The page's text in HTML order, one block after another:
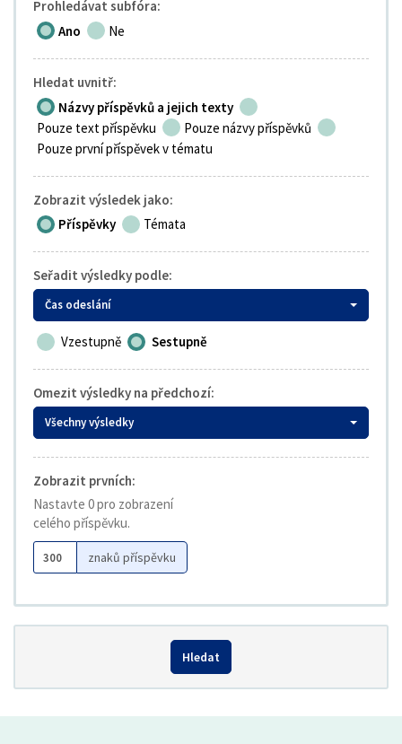
Prohledávat subfóra:
Ano
Ne
Hledat uvnitř:
Názvy příspěvků a jejich texty
Pouze text příspěvku
Pouze názvy příspěvků
Pouze první příspěvek v tématu
Zobrazit výsledek jako:
Příspěvky
Témata
Seřadit výsledky podle:
Čas odeslání
Vzestupně Sestupně
Omezit výsledky na předchozí:
Všechny výsledky
Zobrazit prvních:
Nastavte 0 pro zobrazení
celého příspěvku.
znaků příspěvku
Hledat